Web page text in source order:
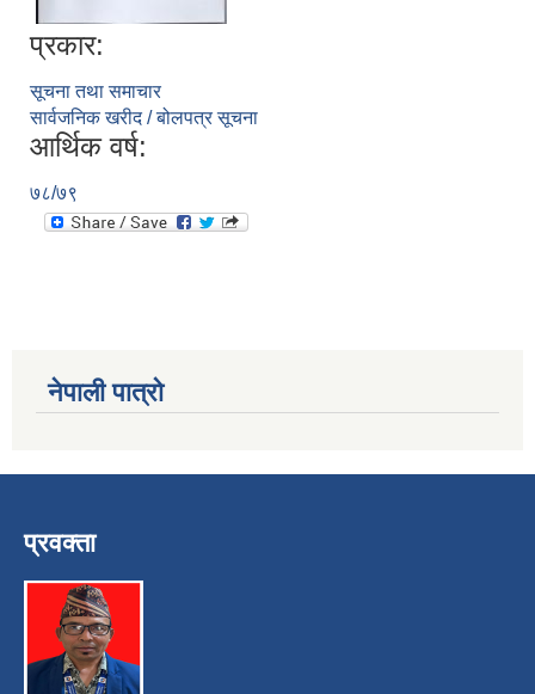
प्रकार:
सूचना तथा समाचार
सार्वजनिक खरीद / बोलपत्र सूचना
आर्थिक वर्ष:
७८/७९
नेपाली पात्रो
प्रवक्ता